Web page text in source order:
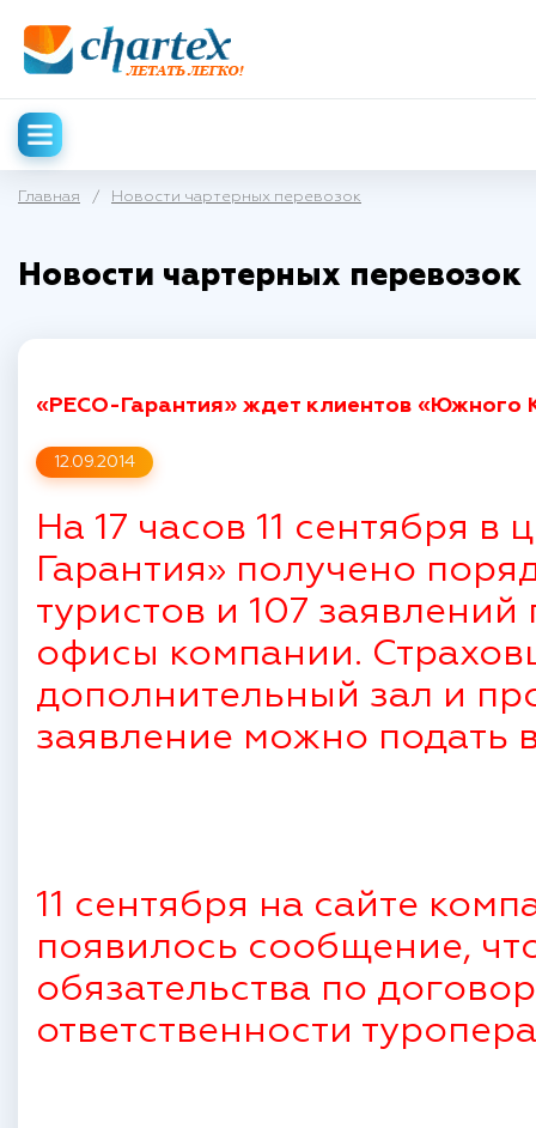
Главная / Новости чартерных перевозок
Новости чартерных перевозок
12.09.2014
«РЕСО-Гарантия» ждет клиентов «Южного
На 17 часов 11 сентября
Гарантия» получено
туристов и 107
офисы компании.
дополнительный зал и
заявление можно подать
11 сентября на сайте
появилось сообщение,
обязательства по
ответственности